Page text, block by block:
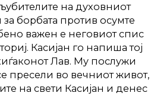
на духовниот
борбата против осумте
важен е неговиот спис
Касијан го напиша тој
Лав. Му послужи
пресели во вечниот живот,
на свети Касијан и денес